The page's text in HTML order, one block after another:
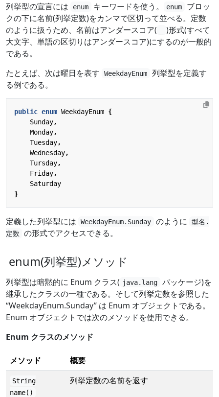
列挙型の宣言には enum キーワードを使う。 enum
ブロッ
クの下に名前(列挙定数)をカンマで区切って並べる。定数
のように扱うため、名前はアンダースコア(
)形式(すべて
大文字、単語の区切りはアンダースコア)にするのが一般的
である。
たとえば、次は曜日を表す
WeekdayEnum
列挙型を定義す
る例である。
public enum WeekdayEnum {
Sunday,
Monday,
Tuesday,
Wednesday,
Tursday,
Friday,
Saturday
}
定義した列挙型には WeekdayEnum.Sunday のように
型名.
定数
の形式でアクセスできる。
enum(列挙型)メソッド
列挙型は暗黙的に Enum クラス( java.lang
パッケージ)を
継承したクラスの一種である。そして列挙定数を参照した
“WeekdayEnum.Sunday” は Enum オブジェクトである。
Enum オブジェクトでは次のメソッドを使用できる。
Enum クラスのメソッド
メソッド 概要
String
name()
列挙定数の名前を返す